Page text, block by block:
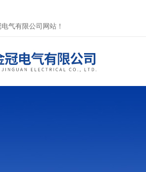
气有限公司网站！